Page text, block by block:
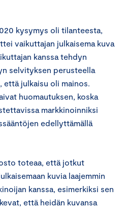
kysymys oli tilanteesta,
vaikuttajan julkaisema kuva
kanssa tehdyn
selvityksen perusteella
julkaisu oli mainos.
huomautuksen, koska
markkinoinniksi
edellyttämällä
toteaa, että jotkut
kuvia laajemmin
kanssa, esimerkiksi sen
että heidän kuvansa